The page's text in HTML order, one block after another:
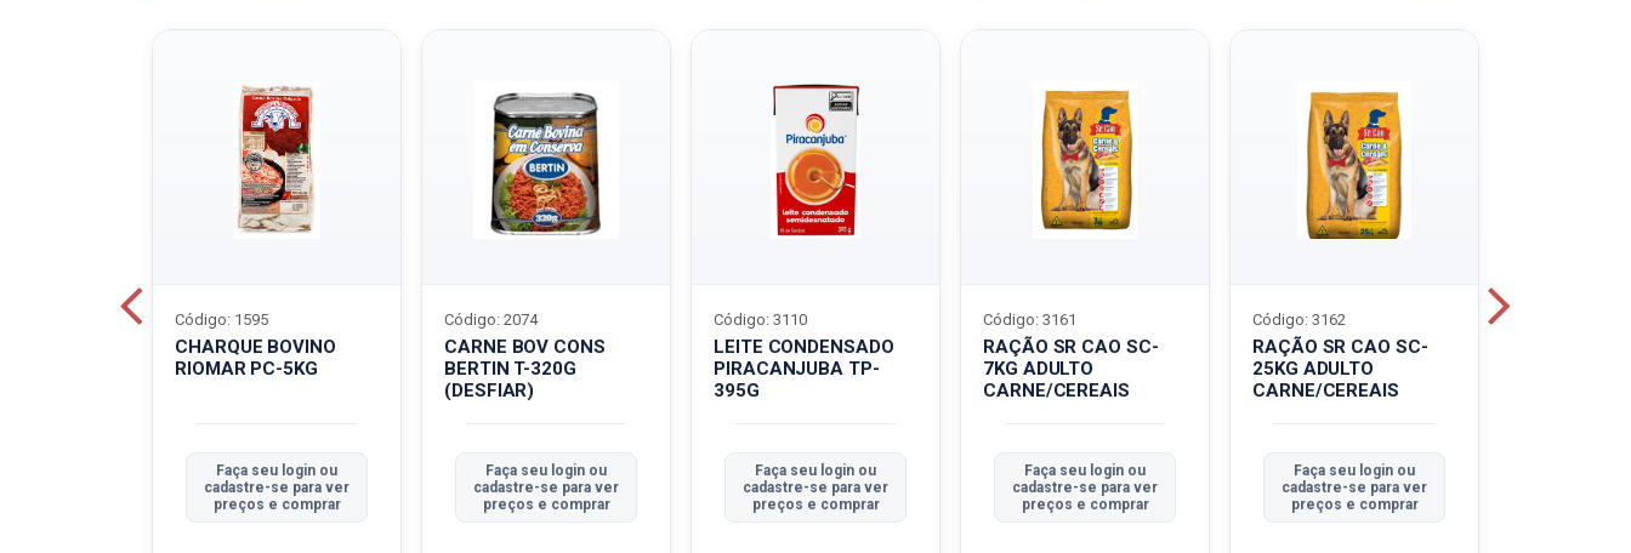
CHARQUE BOVINO
RIOMAR PC-5KG
Código: 1595
Faça seu login ou
cadastre-se para ver
preços e comprar
CARNE BOV CONS
BERTIN T-320G
(DESFIAR)
Código: 2074
Faça seu login ou
cadastre-se para ver
preços e comprar
LEITE CONDENSADO
PIRACANJUBA TP-
395G
Código: 3110
Faça seu login ou
cadastre-se para ver
preços e comprar
RAÇÃO SR CAO SC-
7KG ADULTO
CARNE/CEREAIS
Código: 3161
Faça seu login ou
cadastre-se para ver
preços e comprar
RAÇÃO SR CAO SC-
25KG ADULTO
CARNE/CEREAIS
Código: 3162
Faça seu login ou
cadastre-se para ver
preços e comprar